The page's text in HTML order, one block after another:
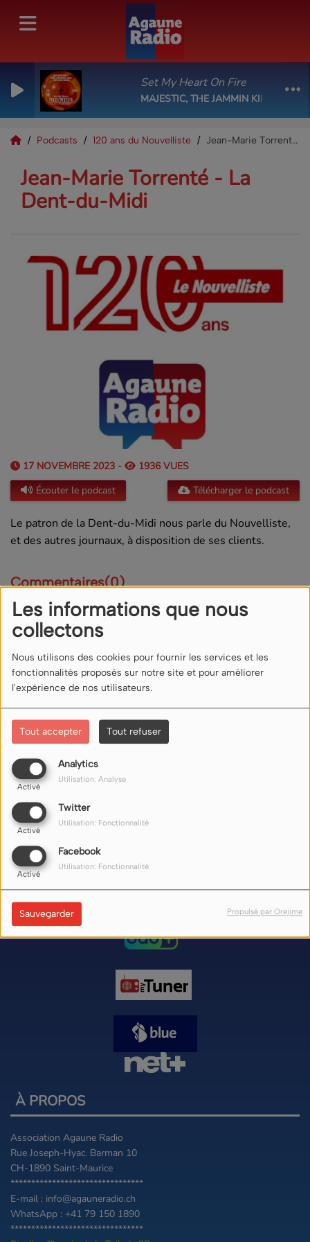
Les informations que nous
collectons
Nous utilisons des cookies pour fournir les services et les
fonctionnalités proposés sur notre site et pour améliorer
l'expérience de nos utilisateurs.
Tout accepter Tout refuser
Analytics
Activé
Utilisation: Analyse
Twitter
Activé
Utilisation: Fonctionnalité
Facebook
Activé
Utilisation: Fonctionnalité
Sauvegarder Propulsé par Orejime
Set My Heart On Fire
MAJESTIC, THE JAMMIN KID, CELINE
Podcasts 120 ans du Nouvelliste Jean-Marie Torrenté - La Dent-du-Midi
Jean-Marie Torrenté - La
Dent-du-Midi
17 NOVEMBRE 2023 -
1936 VUES
Écouter le podcast
Télécharger le podcast
Le patron de la Dent-du-Midi nous parle du Nouvelliste,
et des autres journaux, à disposition de ses clients.
Commentaires(0)
Connectez-vous pour commenter cet article
SE CONNECTER
NOUS ÉCOUTER
Nos liens d'écoute (flux) sur internet ici
À PROPOS
Association Agaune Radio
Rue Joseph-Hyac. Barman 10
CH-1890 Saint-Maurice
********************************
E-mail : info@agauneradio.ch
WhatsApp : +41 79 150 1890
********************************